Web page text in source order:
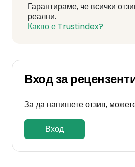
Гарантираме, че всички
реални.
Какво е Trustindex?
Вход за
За да напишете отзив,
Вход